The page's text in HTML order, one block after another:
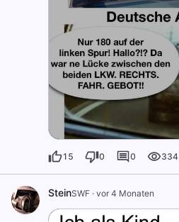
15 0 0 334
SteinSWF · vor 4 Monaten